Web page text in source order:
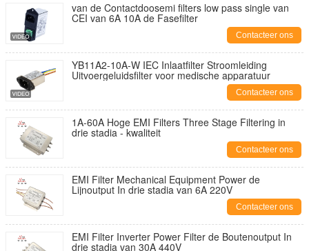
van de Contactdoosemi filters low pass single van
CEI van 6A 10A de Fasefilter
Contacteer ons
YB11A2-10A-W IEC Inlaatfilter Stroomleiding
Uitvoergeluidsfilter voor medische apparatuur
Contacteer ons
1A-60A Hoge EMI Filters Three Stage Filtering in
drie stadia - kwaliteit
Contacteer ons
EMI Filter Mechanical Equipment Power de
Lijnoutput In drie stadia van 6A 220V
Contacteer ons
EMI Filter Inverter Power Filter de Boutenoutput In
drie stadia van 30A 440V